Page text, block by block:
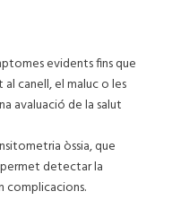
evidents fins que
canell, el maluc o les
avaluació de la salut
òssia, que
permet detectar la
complicacions.